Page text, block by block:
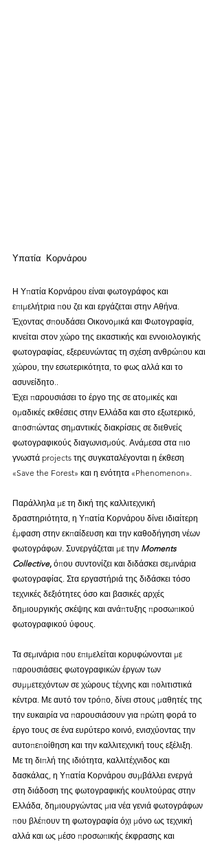
Υπατία Κορνάρου
Η Υπατία Κορνάρου είναι φωτογράφος και
επιμελήτρια που ζει και εργάζεται στην Αθήνα.
Έχοντας σπουδάσει Οικονομικά και Φωτογραφία,
κινείται στον χώρο της εικαστικής και εννοιολογικής
φωτογραφίας, εξερευνώντας τη σχέση ανθρώπου και
χώρου, την εσωτερικότητα, το φως αλλά και το
ασυνείδητο..
Έχει παρουσιάσει το έργο της σε ατομικές και
ομαδικές εκθέσεις στην Ελλάδα και στο εξωτερικό,
αποσπώντας σημαντικές διακρίσεις σε διεθνείς
φωτογραφικούς διαγωνισμούς. Ανάμεσα στα πιο
γνωστά projects της συγκαταλέγονται η έκθεση
«Save the Forest» και η ενότητα «Phenomenon».
Παράλληλα με τη δική της καλλιτεχνική
δραστηριότητα, η Υπατία Κορνάρου δίνει ιδιαίτερη
έμφαση στην εκπαίδευση και την καθοδήγηση νέων
φωτογράφων. Συνεργάζεται με την Moments
Collective, όπου συντονίζει και διδάσκει σεμινάρια
φωτογραφίας. Στα εργαστήριά της διδάσκει τόσο
τεχνικές δεξιότητες όσο και βασικές αρχές
δημιουργικής σκέψης και ανάπτυξης προσωπικού
φωτογραφικού ύφους.
Τα σεμινάρια που επιμελείται κορυφώνονται με
παρουσιάσεις φωτογραφικών έργων των
συμμετεχόντων σε χώρους τέχνης και πολιτιστικά
κέντρα. Με αυτό τον τρόπο, δίνει στους μαθητές της
την ευκαιρία να παρουσιάσουν για πρώτη φορά το
έργο τους σε ένα ευρύτερο κοινό, ενισχύοντας την
αυτοπεποίθηση και την καλλιτεχνική τους εξέλιξη.
Με τη διπλή της ιδιότητα, καλλιτέχνιδος και
δασκάλας, η Υπατία Κορνάρου συμβάλλει ενεργά
στη διάδοση της φωτογραφικής κουλτούρας στην
Ελλάδα, δημιουργώντας μια νέα γενιά φωτογράφων
που βλέπουν τη φωτογραφία όχι μόνο ως τεχνική
αλλά και ως μέσο προσωπικής έκφρασης και